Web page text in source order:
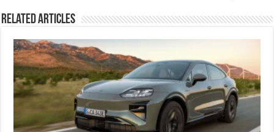
Related Articles